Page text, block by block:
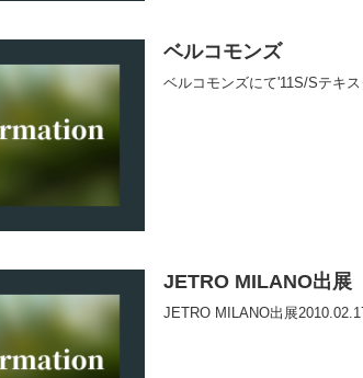
ベルコモンズ
ベルコモンズにて'11S/Sテキ
JETRO MILANO出展
JETRO MILANO出展